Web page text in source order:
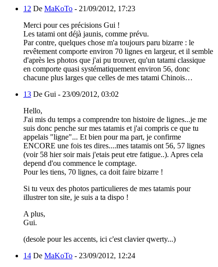
12 De MaKoTo - 21/09/2012, 17:23
Merci pour ces précisions Gui !
Les tatami ont déjà jaunis, comme prévu.
Par contre, quelques chose m'a toujours paru bizarre : le
revêtement comporte environ 70 lignes en largeur, et il semble
d'après les photos que j'ai pu trouver, qu'un tatami classique
en comporte quasi systématiquement environ 56, donc
chacune plus larges que celles de mes tatami Chinois…
13 De Gui - 23/09/2012, 03:02
Hello,
J'ai mis du temps a comprendre ton histoire de lignes...je me
suis donc penche sur mes tatamis et j'ai compris ce que tu
appelais "ligne"... Et bien pour ma part, je confirme
ENCORE une fois tes dires....mes tatamis ont 56, 57 lignes
(voir 58 hier soir mais j'etais peut etre fatigue..). Apres cela
depend d'ou commence le comptage.
Pour les tiens, 70 lignes, ca doit faire bizarre !
Si tu veux des photos particulieres de mes tatamis pour
illustrer ton site, je suis a ta dispo !
A plus,
Gui.
(desole pour les accents, ici c'est clavier qwerty...)
14 De MaKoTo - 23/09/2012, 12:24